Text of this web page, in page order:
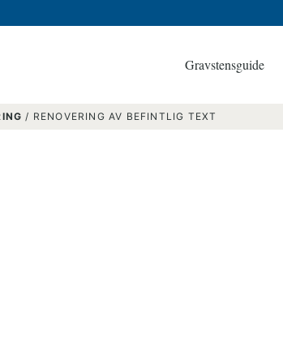
Gravstensguide
/ RENOVERING AV BEFINTLIG TEXT